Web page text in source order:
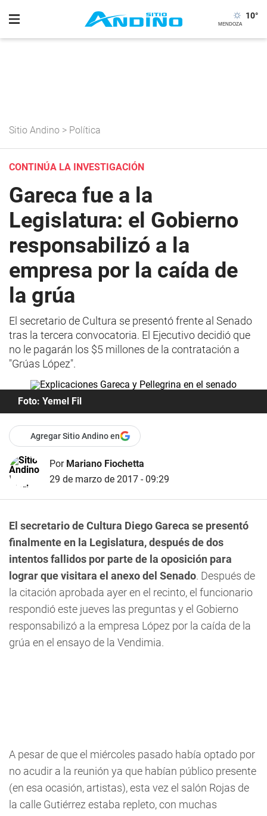
10°
Sitio Andino > Política
CONTINÚA LA INVESTIGACIÓN
Gareca fue a la
Legislatura: el Gobierno
responsabilizó a la
empresa por la caída de
la grúa
El secretario de Cultura se presentó frente al Senado
tras la tercera convocatoria. El Ejecutivo decidió que
no le pagarán los $5 millones de la contratación a
"Grúas López".
Foto: Yemel Fil
Agregar Sitio Andino en
Por Mariano Fiochetta
29 de marzo de 2017 - 09:29
El secretario de Cultura Diego Gareca se presentó
finalmente en la Legislatura, después de dos
intentos fallidos por parte de la oposición para
lograr que visitara el anexo del Senado. Después de
la citación aprobada ayer en el recinto, el funcionario
respondió este jueves las preguntas y el Gobierno
responsabilizó a la empresa López por la caída de la
grúa en el ensayo de la Vendimia.
A pesar de que el miércoles pasado había optado por
no acudir a la reunión ya que habían público presente
(en esa ocasión, artistas), esta vez el salón Rojas de
la calle Gutiérrez estaba repleto, con muchas